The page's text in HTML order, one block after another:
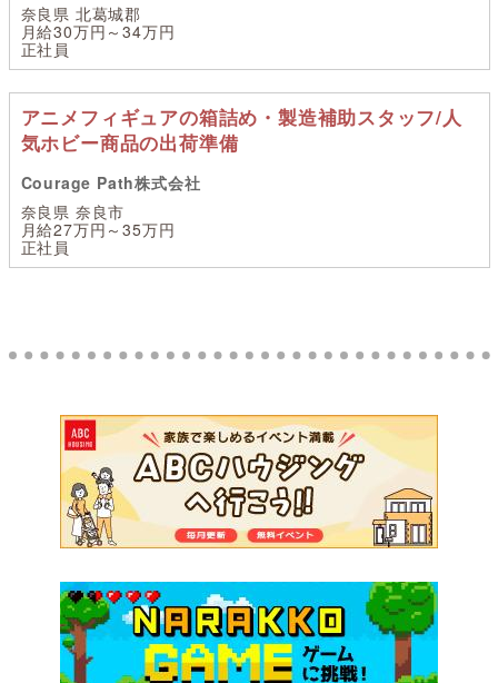
奈良県 北葛城郡
月給30万円～34万円
正社員
アニメフィギュアの箱詰め・製造補助スタッフ/人
気ホビー商品の出荷準備
Courage Path株式会社
奈良県 奈良市
月給27万円～35万円
正社員